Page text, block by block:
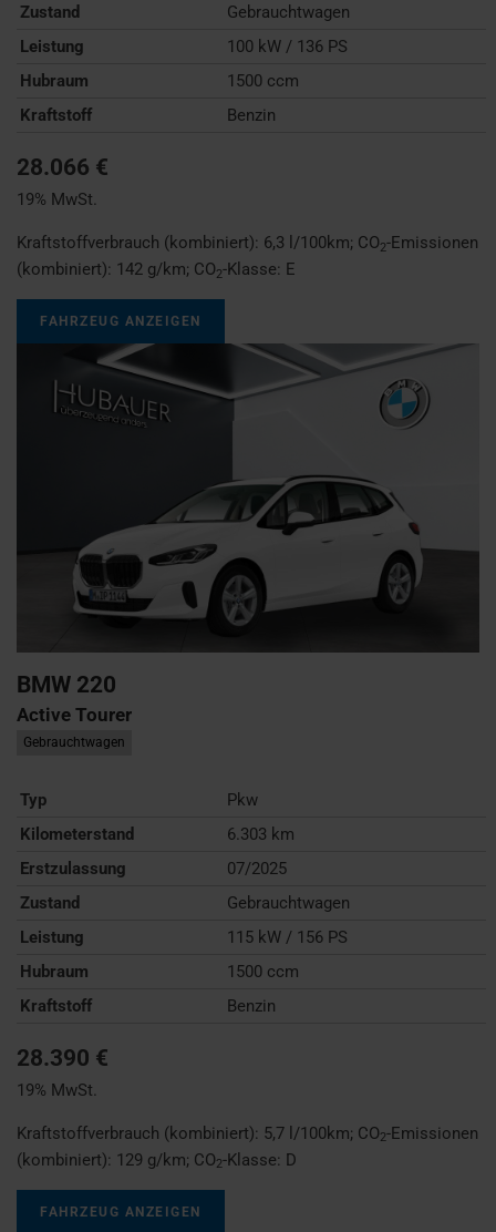
Zustand
Gebrauchtwagen
Leistung
100 kW / 136 PS
Hubraum
1500 ccm
Kraftstoff
Benzin
28.066 €
19% MwSt.
Kraftstoffverbrauch (kombiniert): 6,3 l/100km; CO2-Emissionen
(kombiniert): 142 g/km; CO2-Klasse: E
FAHRZEUG ANZEIGEN
BMW 220
Active Tourer
Gebrauchtwagen
Typ
Pkw
Kilometerstand
6.303 km
Erstzulassung
07/2025
Zustand
Gebrauchtwagen
Leistung
115 kW / 156 PS
Hubraum
1500 ccm
Kraftstoff
Benzin
28.390 €
19% MwSt.
Kraftstoffverbrauch (kombiniert): 5,7 l/100km; CO2-Emissionen
(kombiniert): 129 g/km; CO2-Klasse: D
FAHRZEUG ANZEIGEN